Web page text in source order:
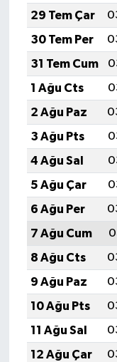
29 Tem Çar
30 Tem Per
31 Tem Cum
1 Ağu Cts
2 Ağu Paz
3 Ağu Pts
4 Ağu Sal
5 Ağu Çar
6 Ağu Per
7 Ağu Cum
8 Ağu Cts
9 Ağu Paz
10 Ağu Pts
11 Ağu Sal
12 Ağu Çar